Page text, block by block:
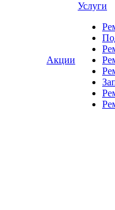
Акции
Услуги